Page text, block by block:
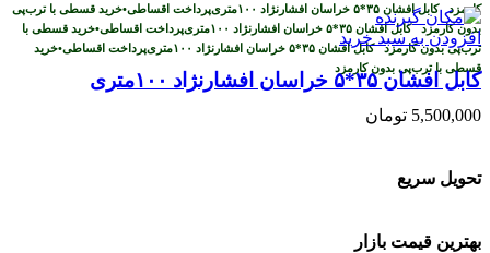
کارمزد
پرداخت اقساطی•خرید قسطی با ترب‌پی
بدون کارمزد
پرداخت اقساطی•خرید قسطی با
ترب‌پی بدون کارمزد
پرداخت اقساطی•خرید
قسطی با ترب‌پی بدون کارمزد
افزودن به سبد خرید
کابل افشان ۳۵*۵ خراسان افشارنژاد ۱۰۰متری
5,500,000 تومان
تحویل سریع
بهترین قیمت بازار